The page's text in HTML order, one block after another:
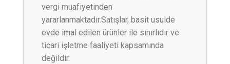
vergi muafiyetinden
yararlanmaktadır.Satışlar, basit usulde
evde imal edilen ürünler ile sınırlıdır ve
ticari işletme faaliyeti kapsamında
değildir.